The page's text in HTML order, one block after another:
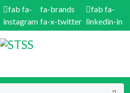
fab fa-
instagram
fa-brands
fa-x-twitter
fab fa-
linkedin-in